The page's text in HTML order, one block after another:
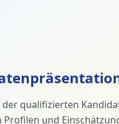
qualifizierten
Profilen und